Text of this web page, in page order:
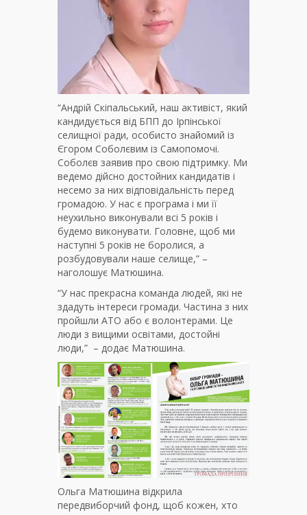
“Андрій Скіпальський, наш активіст, який
кандидується від БПП до Ірпінської
селищної ради, особисто знайомий із
Єгором Соболєвим із Самопомочі.
Соболєв заявив про свою підтримку. Ми
ведемо дійсно достойних кандидатів і
несемо за них відповідальність перед
громадою. У нас є програма і ми її
неухильно виконували всі 5 років і
будемо виконувати. Головне, щоб ми
наступні 5 років не боролися, а
розбудовували наше селище,” –
наголошує Матюшина.
“У нас прекрасна команда людей, які не
здадуть інтереси громади. Частина з них
пройшли АТО або є волонтерами. Це
люди з вищими освітами, достойні
люди,” – додає Матюшина.
Ольга Матюшина відкрила
передвиборчий фонд, щоб кожен, хто